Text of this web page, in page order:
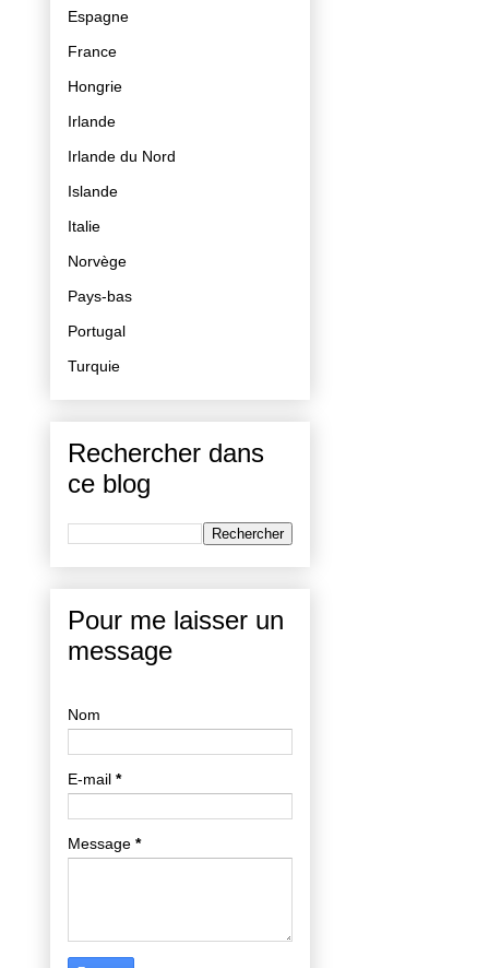
Espagne
France
Hongrie
Irlande
Irlande du Nord
Islande
Italie
Norvège
Pays-bas
Portugal
Turquie
Rechercher dans
ce blog
Pour me laisser un
message
Nom
E-mail *
Message *